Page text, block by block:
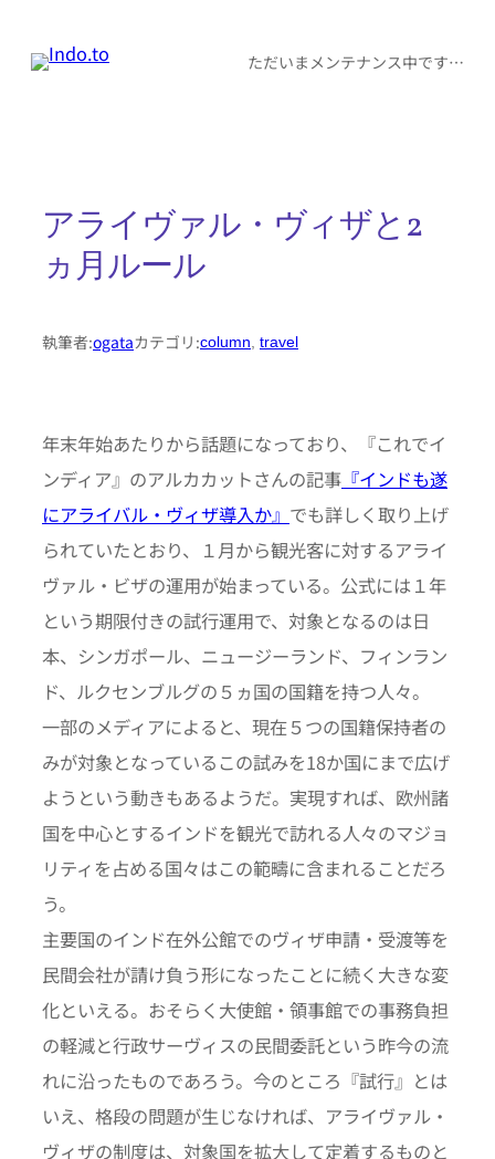
ただいまメンテナンス中です…
アライヴァル・ヴィザと2
ヵ月ルール
執筆者:ogataカテゴリ:column, travel
年末年始あたりから話題になっており、『これでイ
ンディア』のアルカカットさんの記事 『インドも遂
にアライバル・ヴィザ導入か』 でも詳しく取り上げ
られていたとおり、１月から観光客に対するアライ
ヴァル・ビザの運用が始まっている。公式には１年
という期限付きの試行運用で、対象となるのは日
本、シンガポール、ニュージーランド、フィンラン
ド、ルクセンブルグの５ヵ国の国籍を持つ人々。
一部のメディアによると、現在５つの国籍保持者の
みが対象となっているこの試みを18か国にまで広げ
ようという動きもあるようだ。実現すれば、欧州諸
国を中心とするインドを観光で訪れる人々のマジョ
リティを占める国々はこの範疇に含まれることだろ
う。
主要国のインド在外公館でのヴィザ申請・受渡等を
民間会社が請け負う形になったことに続く大きな変
化といえる。おそらく大使館・領事館での事務負担
の軽減と行政サーヴィスの民間委託という昨今の流
れに沿ったものであろう。今のところ『試行』とは
いえ、格段の問題が生じなければ、アライヴァル・
ヴィザの制度は、対象国を拡大して定着するものと